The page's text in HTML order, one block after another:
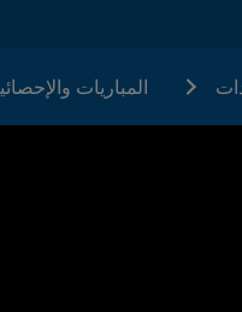
المباريات